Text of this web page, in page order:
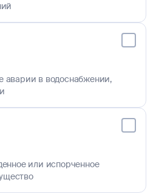
аварии в водоснабжении,
или испорченное